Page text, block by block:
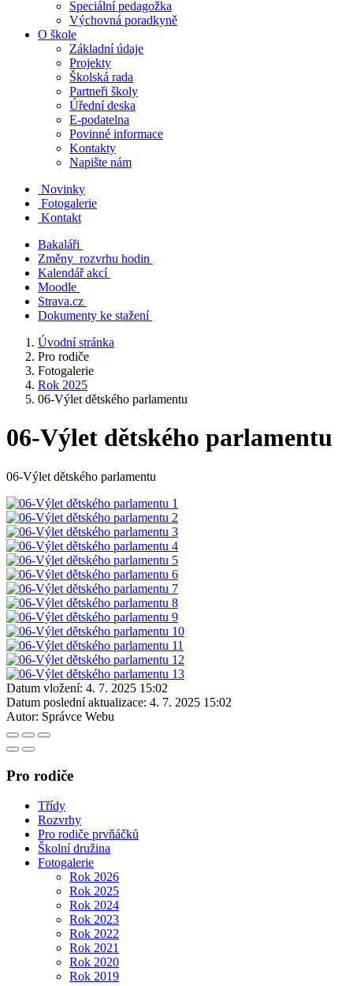
Speciální pedagožka
Výchovná poradkyně
O škole
Základní údaje
Projekty
Školská rada
Partneři školy
Úřední deska
E-podatelna
Povinné informace
Kontakty
Napište nám
Novinky
Fotogalerie
Kontakt
Bakaláři
Změny rozvrhu hodin
Kalendář akcí
Moodle
Strava.cz
Dokumenty ke stažení
Úvodní stránka
Pro rodiče
Fotogalerie
Rok 2025
06-Výlet dětského parlamentu
06-Výlet dětského parlamentu
06-Výlet dětského parlamentu
Datum vložení: 4. 7. 2025 15:02
Datum poslední aktualizace: 4. 7. 2025 15:02
Autor: Správce Webu
Pro rodiče
Třídy
Rozvrhy
Pro rodiče prvňáčků
Školní družina
Fotogalerie
Rok 2026
Rok 2025
Rok 2024
Rok 2023
Rok 2022
Rok 2021
Rok 2020
Rok 2019